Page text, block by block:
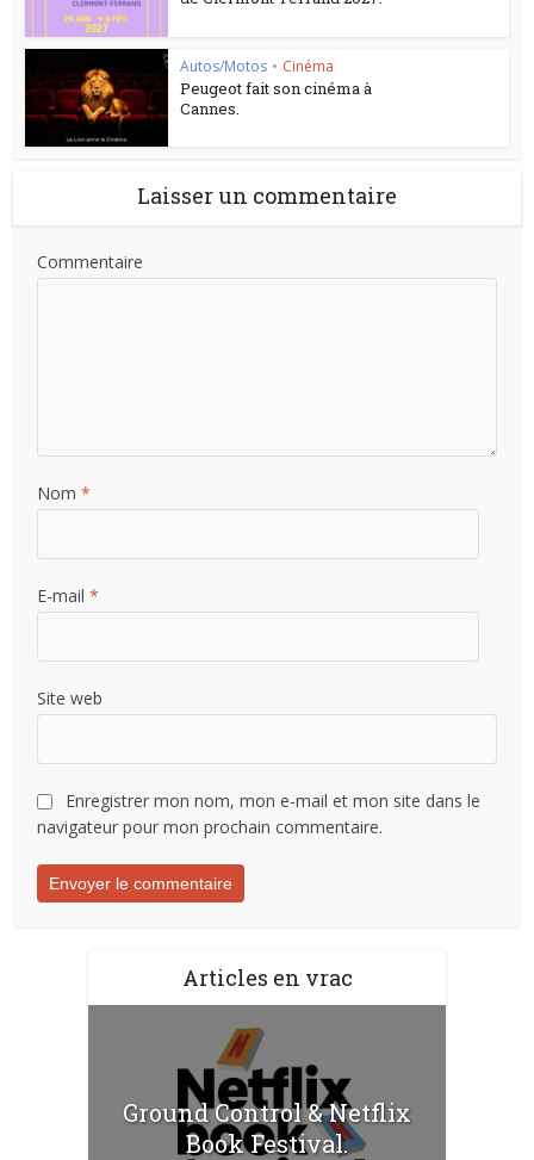
Autos/Motos • Cinéma
Peugeot fait son cinéma à
Cannes.
Laisser un commentaire
Commentaire
Nom*
E-mail*
Site web
Enregistrer mon nom, mon e-mail et mon site dans le
navigateur pour mon prochain commentaire.
Articles en vrac
Ground Control & Netflix
Book Festival.